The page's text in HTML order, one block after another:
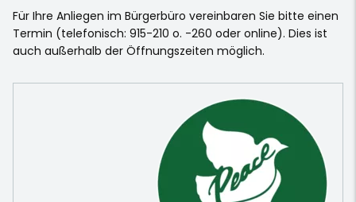
Für Ihre Anliegen im Bürgerbüro vereinbaren Sie bitte einen
Termin (telefonisch: 915-210 o. -260 oder online). Dies ist
auch außerhalb der Öffnungszeiten möglich.